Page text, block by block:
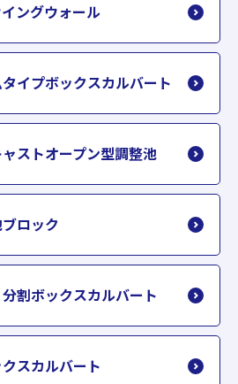
ングウォール
イプボックスカルバート
ストオープン型調整池
ロック
割ボックスカルバート
スカルバート